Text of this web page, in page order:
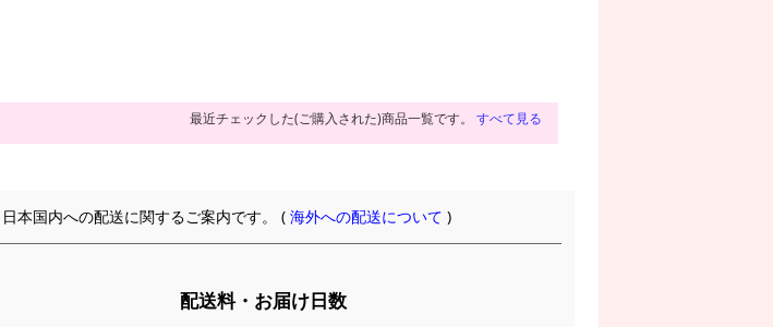
最近チェックした(ご購入された)商品一覧です。 すべて見る
日本国内への配送に関するご案内です。 (海外への配送について )
配送料・お届け日数